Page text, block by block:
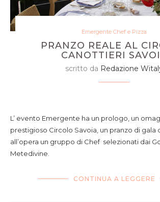
Emergente Chef e Pizza
PRANZO REALE AL
CANOTTIERI
scritto da Redazione
L’ evento Emergente ha un prologo, un
prestigioso Circolo Savoia, un pranzo di gala
all’opera un gruppo di Chef selezionati dai
Metedivine.
CONTINUA A LEGGERE